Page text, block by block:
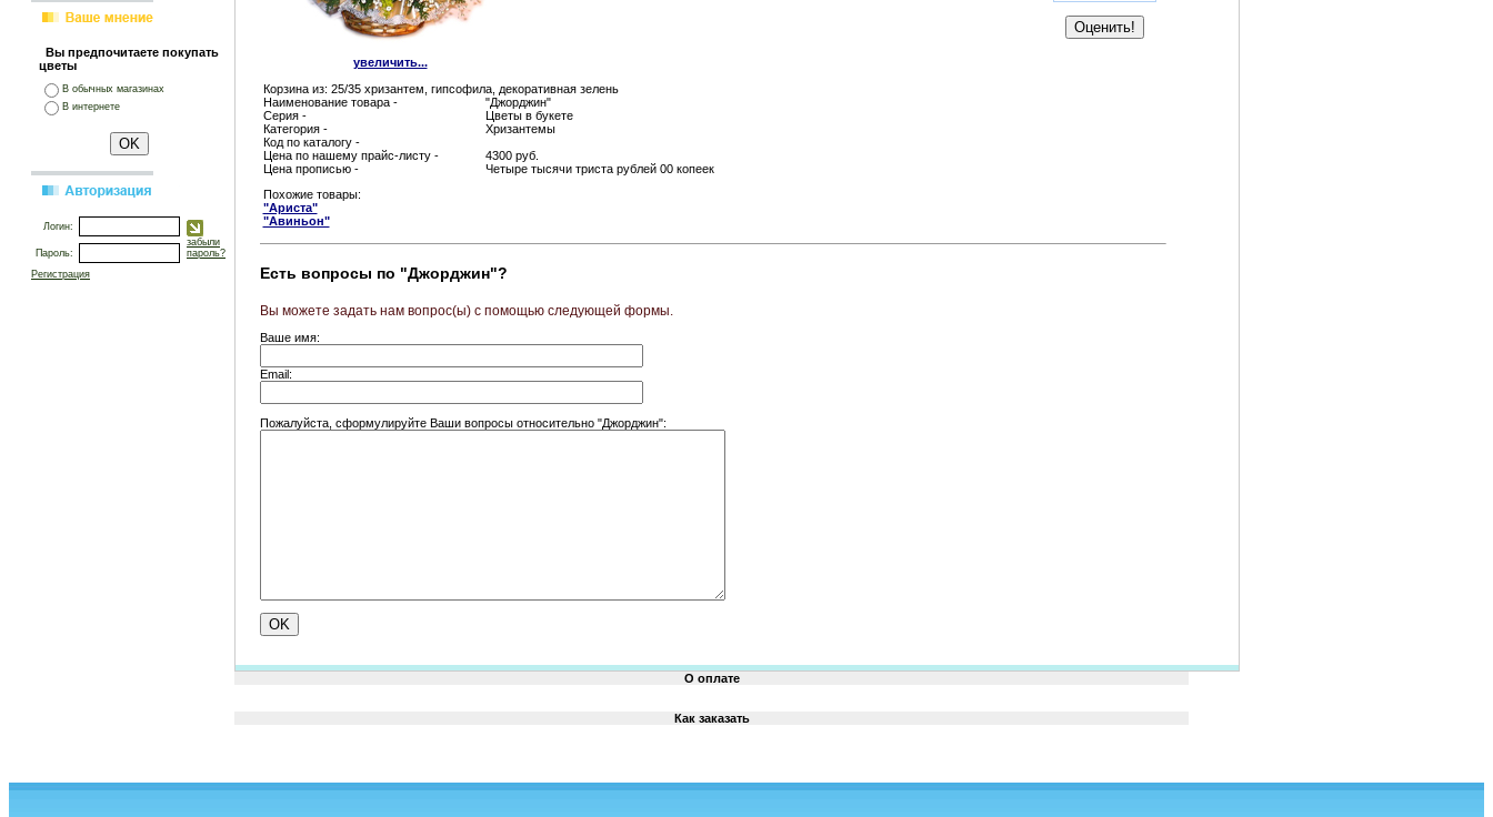
Вы предпочитаете покупать
цветы
В обычных магазинах
В интернете
Логин:
Пароль:
забыли
пароль?
Регистрация
увеличить...
Корзина из: 25/35 хризантем, гипсофила, декоративная зелень
Наименование товара -
"Джорджин"
Серия -
Цветы в букете
Категория -
Хризантемы
Код по каталогу -
Цена по нашему прайс-листу -
4300 руб.
Цена прописью -
Четыре тысячи триста рублей 00 копеек
Похожие товары:
"Ариста"
"Авиньон"
Есть вопросы по "Джорджин"?
Вы можете задать нам вопрос(ы) с помощью следующей формы.
Ваше имя:
Email:
Пожалуйста, сформулируйте Ваши вопросы относительно "Джорджин":
О оплате
Как заказать